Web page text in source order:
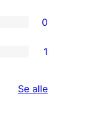
0
1
Se alleomtalene